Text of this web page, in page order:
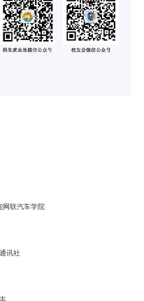
网联汽车学院
讯社